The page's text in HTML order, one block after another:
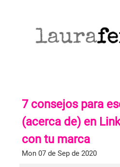
WORK WITH ME
FORMACIONES
BLOG
7 consejos para
(acerca de) en
con tu marca
Mon 07 de Sep de 2020